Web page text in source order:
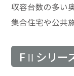
収容台数の多い
集合住宅や公共
FⅡシリー